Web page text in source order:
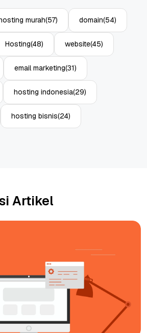
murah(57) domain(54)
Hosting(48) website(45)
email marketing(31)
hosting indonesia(29)
hosting bisnis(24)
Artikel